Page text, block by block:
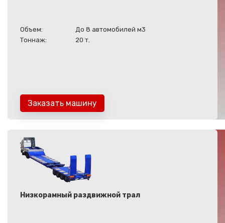
Объем:
До 8 автомобилей м3
Тоннаж:
20 т.
Заказать машину
Низкорамный раздвижной трал